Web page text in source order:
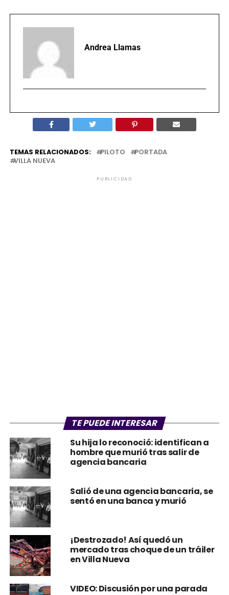
Andrea Llamas
TEMAS RELACIONADOS: PILOTO
PORTADA
VILLA NUEVA
PUBLICIDAD
TE PUEDE INTERESAR
Su hija lo reconoció: identifican a
hombre que murió tras salir de
agencia bancaria
Salió de una agencia bancaria, se
sentó en una banca y murió
¡Destrozado! Así quedó un
mercado tras choque de un tráiler
en Villa Nueva
VIDEO: Discusión por una parada